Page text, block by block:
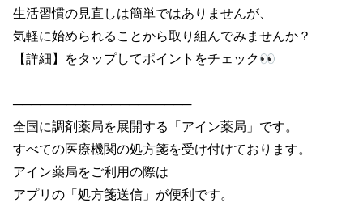
生活習慣の見直しは簡単ではありませんが、
気軽に始められることから取り組んでみませんか？
【詳細】をタップしてポイントをチェック👀
────────────────────
全国に調剤薬局を展開する「アイン薬局」です。
すべての医療機関の処方箋を受け付けております。
アイン薬局をご利用の際は
アプリの「処方箋送信」が便利です。